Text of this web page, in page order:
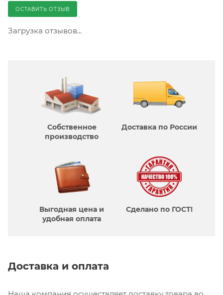
ОСТАВИТЬ ОТЗЫВ
Загрузка отзывов...
Собственное
производcтво
Доставка по России
Выгодная цена и
удобная оплата
Сделано по ГОСТ!
Доставка и оплата